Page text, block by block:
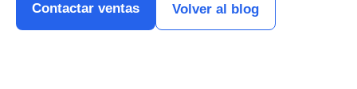
Contactar ventas Volver al blog